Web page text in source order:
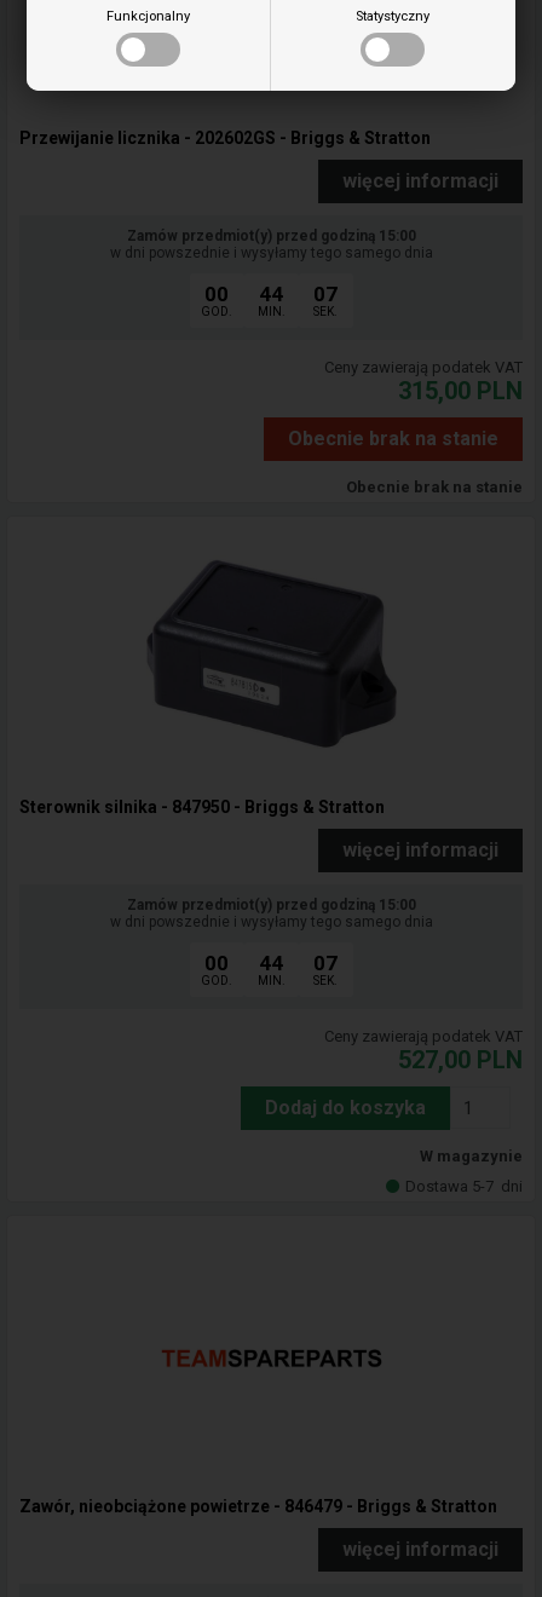
Funkcjonalny Statystyczny
Przewijanie licznika - 202602GS - Briggs & Stratton
więcej informacji
Zamów przedmiot(y) przed godziną 15:00
w dni powszednie i wysyłamy tego samego dnia
00
GOD.
44
MIN.
06
SEK.
Ceny zawierają podatek VAT
315,00 PLN
Obecnie brak na stanie
Obecnie brak na stanie
Sterownik silnika - 847950 - Briggs & Stratton
więcej informacji
Zamów przedmiot(y) przed godziną 15:00
w dni powszednie i wysyłamy tego samego dnia
00
GOD.
44
MIN.
06
SEK.
Ceny zawierają podatek VAT
527,00 PLN
Dodaj do koszyka
W magazynie
Dostawa 5-7 dni
Zawór, nieobciążone powietrze - 846479 - Briggs & Stratton
więcej informacji